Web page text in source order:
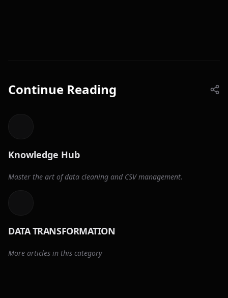
Continue Reading
Knowledge Hub
Master the art of data cleaning and CSV management.
DATA TRANSFORMATION
More articles in this category